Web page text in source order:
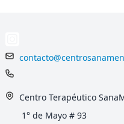
Centro Terapéutico
1° de Mayo # 93